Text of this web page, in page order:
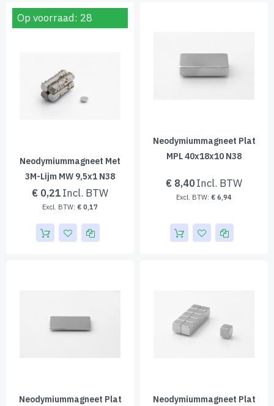
Op voorraad: 28
Neodymiummagneet Met
3M-Lijm MW 9,5x1 N38
€ 0,21
€ 0,17
Neodymiummagneet Plat
MPL 40x18x10 N38
€ 8,40
€ 6,94
Neodymiummagneet Plat
Neodymiummagneet Plat